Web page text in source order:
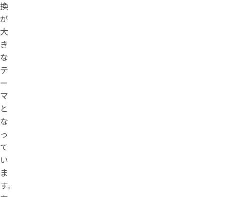
換
が
大
き
な
テ
ー
マ
と
な
っ
て
い
ま
す。